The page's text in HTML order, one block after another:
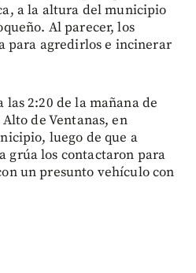
a la altura del municipio
Al parecer, los
para agredirlos e incinerar
las 2:20 de la mañana de
de Ventanas, en
luego de que a
grúa los contactaron para
un presunto vehículo con